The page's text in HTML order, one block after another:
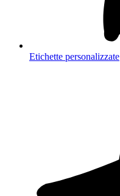
Etichette personalizzate